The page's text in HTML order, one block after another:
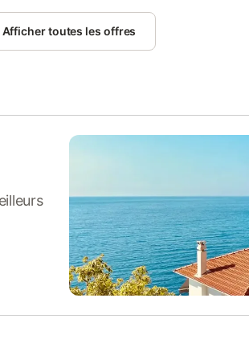
parking.
area.
Afficher toutes les offres